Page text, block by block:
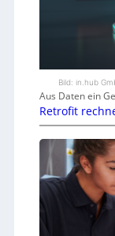
Bild: in.hub
Aus Daten ein
Retrofit